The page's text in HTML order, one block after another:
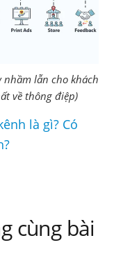
nhầm lẫn cho khách
về thông điệp)
là gì? Có
cùng bài